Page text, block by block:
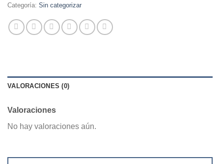
Categoría: Sin categorizar
VALORACIONES (0)
Valoraciones
No hay valoraciones aún.